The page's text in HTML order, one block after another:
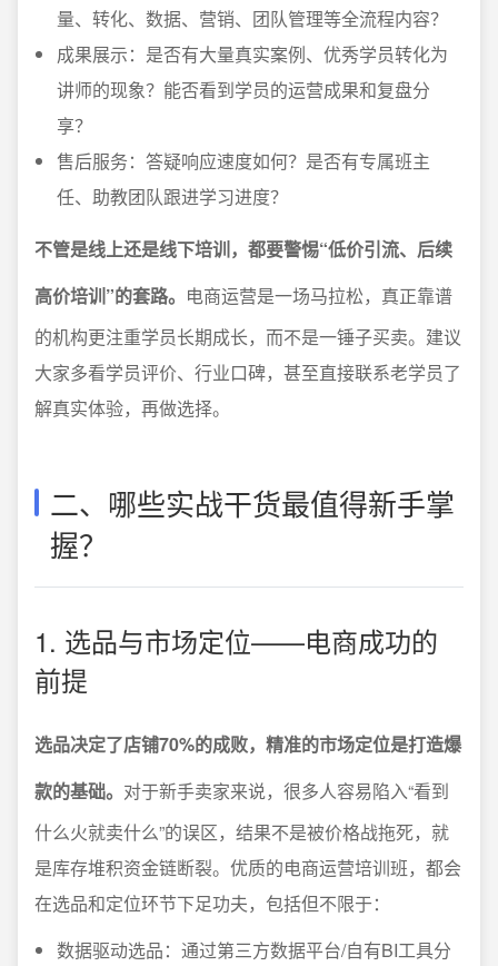
量、转化、数据、营销、团队管理等全流程内容？
成果展示：是否有大量真实案例、优秀学员转化为
讲师的现象？能否看到学员的运营成果和复盘分
享？
售后服务：答疑响应速度如何？是否有专属班主
任、助教团队跟进学习进度？
不管是线上还是线下培训，都要警惕“低价引流、后续
高价培训”的套路。 电商运营是一场马拉松，真正靠谱
的机构更注重学员长期成长，而不是一锤子买卖。建议
大家多看学员评价、行业口碑，甚至直接联系老学员了
解真实体验，再做选择。
二、哪些实战干货最值得新手掌
握？
1. 选品与市场定位——电商成功的
前提
选品决定了店铺70%的成败，精准的市场定位是打造爆
款的基础。 对于新手卖家来说，很多人容易陷入“看到
什么火就卖什么”的误区，结果不是被价格战拖死，就
是库存堆积资金链断裂。优质的电商运营培训班，都会
在选品和定位环节下足功夫，包括但不限于：
数据驱动选品：通过第三方数据平台/自有BI工具分